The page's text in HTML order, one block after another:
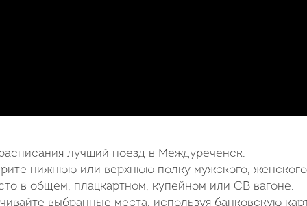
лучший поезд в Междуреченск.
нижнюю или верхнюю полку мужского,
в общем, плацкартном, купейном или СВ вагоне.
выбранные места, используя банковскую